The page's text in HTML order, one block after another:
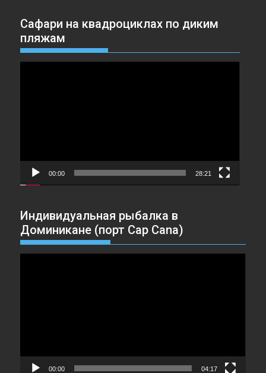
Сафари на квадроциклах по диким
пляжам
00:00 28:21
Индивидуальная рыбалка в
Доминикане (порт Cap Cana)
00:00 04:17